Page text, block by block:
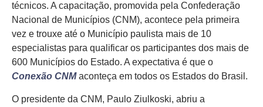
técnicos. A capacitação, promovida pela Confederação
Nacional de Municípios (CNM), acontece pela primeira
vez e trouxe até o Município paulista mais de 10
especialistas para qualificar os participantes dos mais de
600 Municípios do Estado. A expectativa é que o
Conexão CNMaconteça em todos os Estados do Brasil.
O presidente da CNM, Paulo Ziulkoski, abriu a